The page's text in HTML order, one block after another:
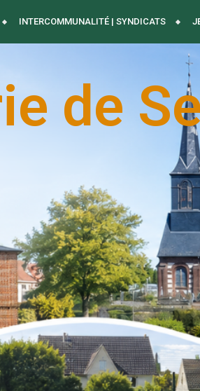
INTERCOMMUNALITÉ | SYNDICATS
de